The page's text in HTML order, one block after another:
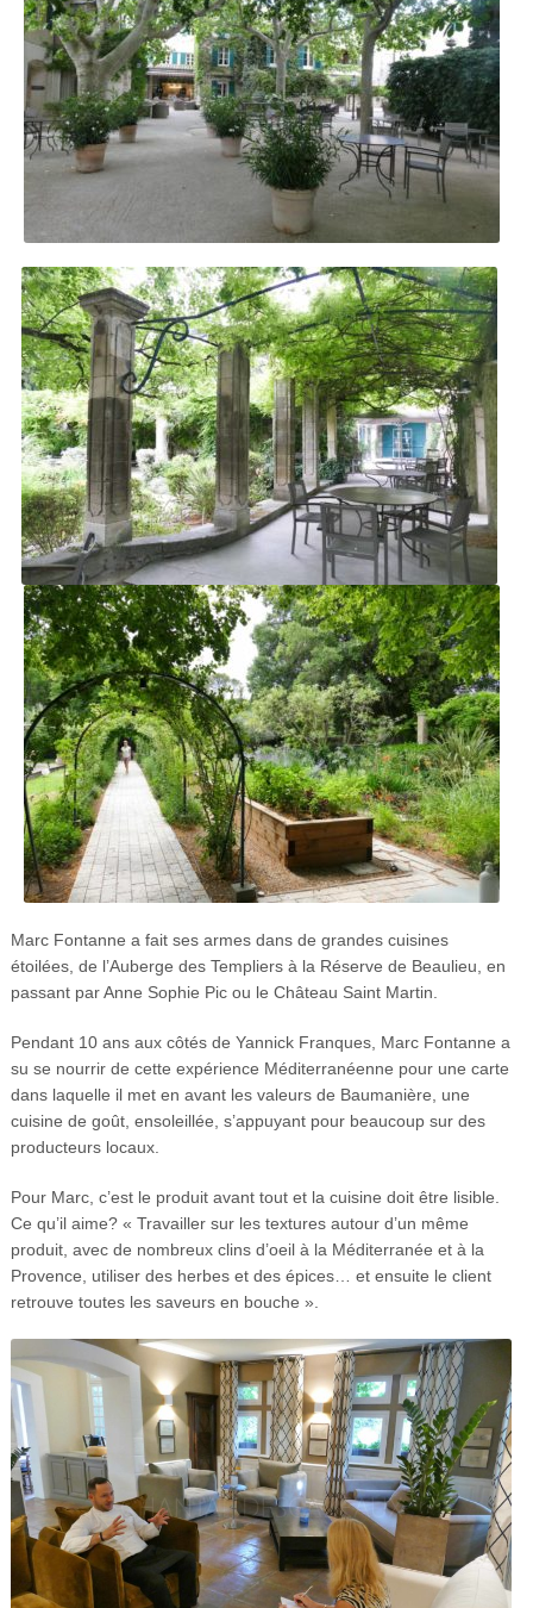
Marc Fontanne a fait ses armes dans de grandes cuisines
étoilées, de l’Auberge des Templiers à la Réserve de Beaulieu, en
passant par Anne Sophie Pic ou le Château Saint Martin.
Pendant 10 ans aux côtés de Yannick Franques, Marc Fontanne a
su se nourrir de cette expérience Méditerranéenne pour une carte
dans laquelle il met en avant les valeurs de Baumanière, une
cuisine de goût, ensoleillée, s’appuyant pour beaucoup sur des
producteurs locaux.
Pour Marc, c’est le produit avant tout et la cuisine doit être lisible.
Ce qu’il aime? « Travailler sur les textures autour d’un même
produit, avec de nombreux clins d’oeil à la Méditerranée et à la
Provence, utiliser des herbes et des épices… et ensuite le client
retrouve toutes les saveurs en bouche ».